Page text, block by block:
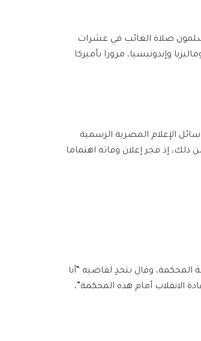
صلاة الغائب في عشرات
وإندونيسيا، مرورا بأميركا
الإعلام المصرية الرسمية
إذ فجر إعلان وفاته اهتماما
2013، لم يعترف مرسي بهيئة المحكمة، وقال بتحدٍ لقاضيه “أنا
الانقلاب أمام هذه المحكمة”،